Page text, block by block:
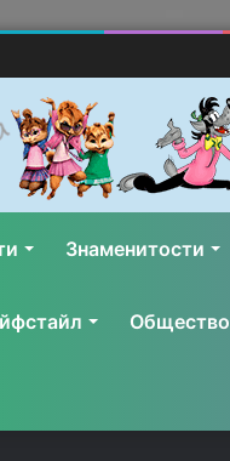
Знаменитости
Общество